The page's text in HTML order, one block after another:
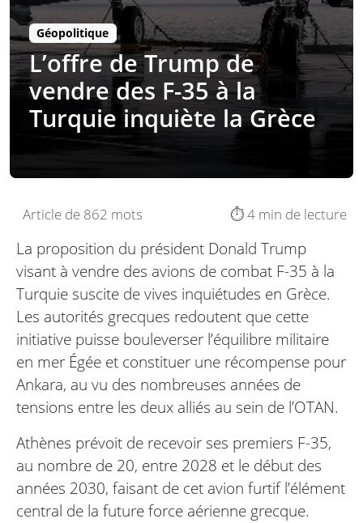
Géopolitique
L’offre de Trump de
vendre des F-35 à la
Turquie inquiète la Grèce
Article de 862 mots ⏱️ 4 min de lecture
La proposition du président Donald Trump
visant à vendre des avions de combat F-35 à la
Turquie suscite de vives inquiétudes en Grèce.
Les autorités grecques redoutent que cette
initiative puisse bouleverser l’équilibre militaire
en mer Égée et constituer une récompense pour
Ankara, au vu des nombreuses années de
tensions entre les deux alliés au sein de l’OTAN.
Athènes prévoit de recevoir ses premiers F-35,
au nombre de 20, entre 2028 et le début des
années 2030, faisant de cet avion furtif l’élément
central de la future force aérienne grecque.